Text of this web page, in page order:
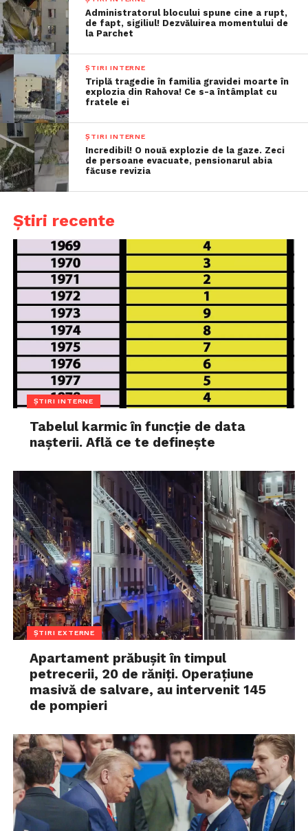
Administratorul blocului spune cine a rupt,
de fapt, sigiliul! Dezvăluirea momentului de
la Parchet
ȘTIRI INTERNE
Triplă tragedie în familia gravidei moarte în
explozia din Rahova! Ce s-a întâmplat cu
fratele ei
ȘTIRI INTERNE
Incredibil! O nouă explozie de la gaze. Zeci
de persoane evacuate, pensionarul abia
făcuse revizia
Știri recente
ȘTIRI INTERNE
Tabelul karmic în funcție de data
nașterii. Află ce te definește
ȘTIRI EXTERNE
Apartament prăbușit în timpul
petrecerii, 20 de răniți. Operațiune
masivă de salvare, au intervenit 145
de pompieri